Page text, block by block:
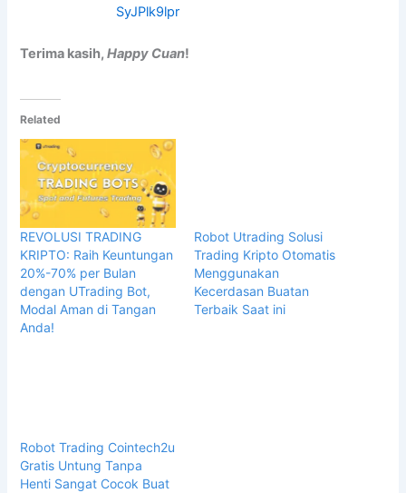
SyJPlk9lpr
Terima kasih,Happy Cuan!
Related
REVOLUSI TRADING
KRIPTO: Raih Keuntungan
20%-70% per Bulan
dengan UTrading Bot,
Modal Aman di Tangan
Anda!
Robot Utrading Solusi
Trading Kripto Otomatis
Menggunakan
Kecerdasan Buatan
Terbaik Saat ini
Robot Trading Cointech2u
Gratis Untung Tanpa
Henti Sangat Cocok Buat